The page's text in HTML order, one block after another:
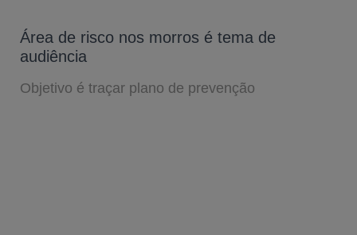
Área de risco nos morros é tema de
audiência
Objetivo é traçar plano de prevenção